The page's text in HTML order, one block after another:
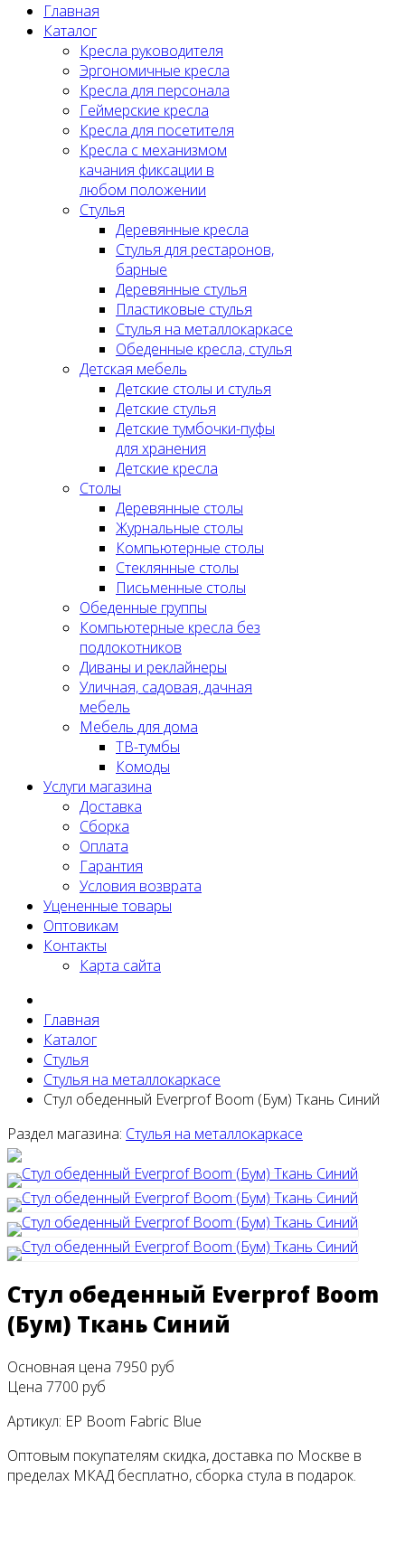
Главная
Каталог
Кресла руководителя
Эргономичные кресла
Кресла для персонала
Геймерские кресла
Кресла для посетителя
Кресла с механизмом
качания фиксации в
любом положении
Стулья
Деревянные кресла
Стулья для рестаронов,
барные
Деревянные стулья
Пластиковые стулья
Стулья на металлокаркасе
Обеденные кресла, стулья
Детская мебель
Детские столы и стулья
Детские стулья
Детские тумбочки-пуфы
для хранения
Детские кресла
Столы
Деревянные столы
Журнальные столы
Компьютерные столы
Стеклянные столы
Письменные столы
Обеденные группы
Компьютерные кресла без
подлокотников
Диваны и реклайнеры
Уличная, садовая, дачная
мебель
Мебель для дома
ТВ-тумбы
Комоды
Услуги магазина
Доставка
Сборка
Оплата
Гарантия
Условия возврата
Уцененные товары
Оптовикам
Контакты
Карта сайта
Главная
Каталог
Стулья
Стулья на металлокаркасе
Стул обеденный Everprof Boom (Бум) Ткань Синий
Раздел магазина: Стулья на металлокаркасе
Стул обеденный Everprof Boom
(Бум) Ткань Синий
Основная цена 7950 руб
Цена 7700 руб
Артикул: EP Boom Fabric Blue
Оптовым покупателям скидка, доставка по Москве в
пределах МКАД бесплатно, сборка стула в подарок.